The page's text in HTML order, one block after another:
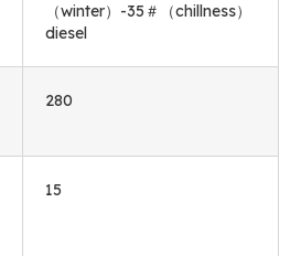
（winter）-35＃（chillness）
diesel
280
15